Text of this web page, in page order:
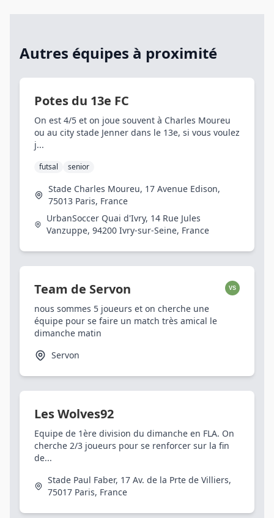
Autres équipes à proximité
Potes du 13e FC
On est 4/5 et on joue souvent à Charles Moureu
ou au city stade Jenner dans le 13e, si vous voulez
j...
futsal senior
Stade Charles Moureu, 17 Avenue Edison,
75013 Paris, France
UrbanSoccer Quai d'Ivry, 14 Rue Jules
Vanzuppe, 94200 Ivry-sur-Seine, France
Team de Servon VS
nous sommes 5 joueurs et on cherche une
équipe pour se faire un match très amical le
dimanche matin
Servon
Les Wolves92
Equipe de 1ère division du dimanche en FLA. On
cherche 2/3 joueurs pour se renforcer sur la fin
de...
Stade Paul Faber, 17 Av. de la Prte de Villiers,
75017 Paris, France